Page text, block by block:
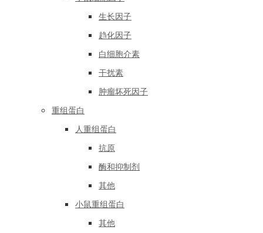
生长因子
趋化因子
白细胞介素
干扰素
肿瘤坏死因子
重组蛋白
人重组蛋白
抗原
酶和抑制剂
其他
小鼠重组蛋白
其他